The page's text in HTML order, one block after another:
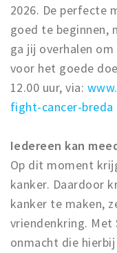
2026. De perfecte
goed te beginnen,
ga jij overhalen
voor het goede
12.00 uur, via:
fight-cancer-breda
Iedereen kan
Op dit moment
kanker. Daardoor
kanker te maken,
vriendenkring. Met
onmacht die